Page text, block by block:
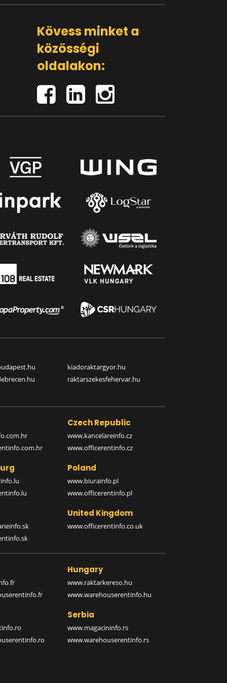
Kövess minket a
közösségi
oldalakon:
kiadoraktargyor.hu
raktarszekesfehervar.hu
Czech Republic
www.kancelareinfo.cz
www.officerentinfo.cz
Poland
www.biurainfo.pl
www.officerentinfo.pl
United Kingdom
www.officerentinfo.co.uk
Hungary
www.raktarkereso.hu
www.warehouserentinfo.hu
Serbia
www.magacininfo.rs
www.warehouserentinfo.rs